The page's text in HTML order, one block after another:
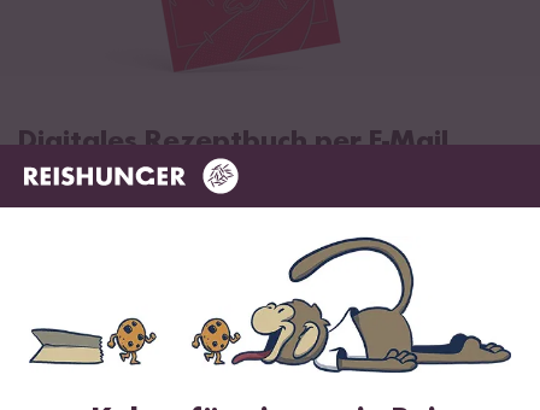
Digitales Rezeptbuch per E-Mail
✔️ 25 leckere Rezepte aus unseren bunten Kochwelten
✔️ Von Sushi über Curry bis hin zu Desserts
✔️ Inklusive Tipps & Tricks für die Zubereitung